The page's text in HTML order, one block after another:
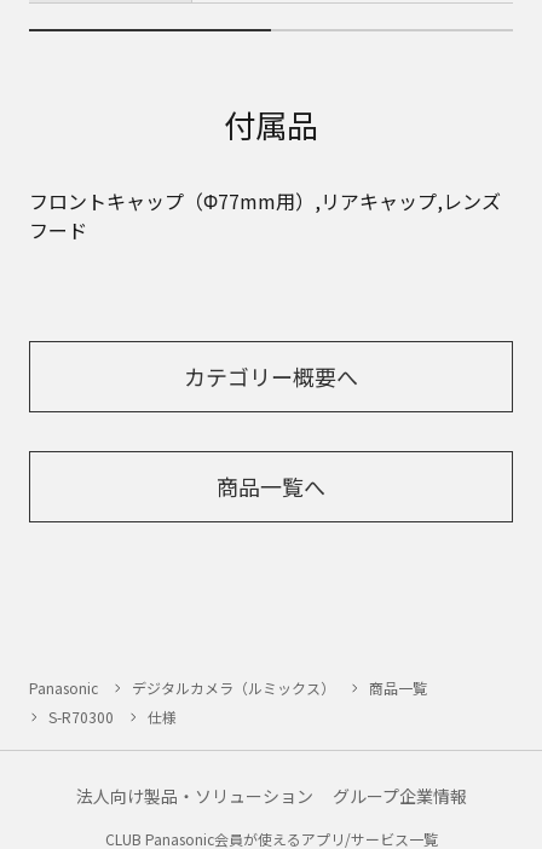
付属品
フロントキャップ（Φ77mm用）,リアキャップ,レンズ
フード
カテゴリー概要へ
商品一覧へ
Panasonic デジタルカメラ（ルミックス）
商品一覧
S-R70300
仕様
法人向け製品・ソリューション グループ企業情報
CLUB Panasonic会員が使えるアプリ/サービス一覧